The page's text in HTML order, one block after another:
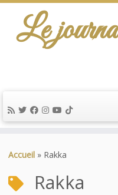
au
Le
Accueil » Rakka
Rakka